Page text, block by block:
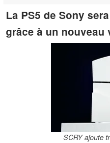
La PS5 de Sony
grâce à un nouveau
SCRY ajoute